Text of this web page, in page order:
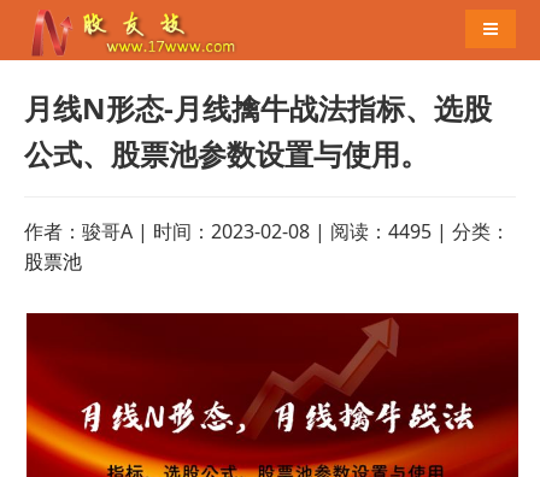
导航切
月线N形态-月线擒牛战法指标、选股
公式、股票池参数设置与使用。
作者：骏哥A | 时间：2023-02-08 | 阅读：4495 | 分类：
股票池